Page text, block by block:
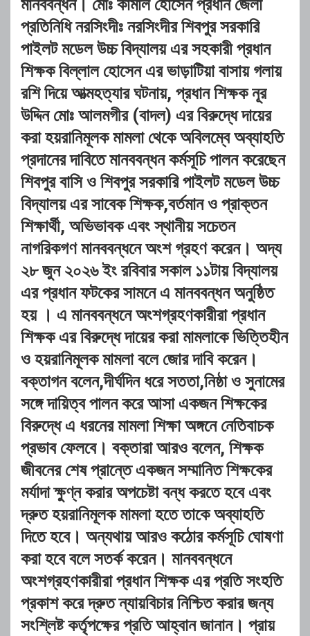
মানববন্ধন। মোঃ কামাল হোসেন প্রধান জেলা
প্রতিনিধি নরসিংদীঃ নরসিংদীর শিবপুর সরকারি
পাইলট মডেল উচ্চ বিদ্যালয় এর সহকারী প্রধান
শিক্ষক বিল্লাল হোসেন এর ভাড়াটিয়া বাসায় গলায়
রশি দিয়ে আত্মহত্যার ঘটনায়, প্রধান শিক্ষক নূর
উদ্দিন মোঃ আলমগীর (বাদল) এর বিরুদ্ধে দায়ের
করা হয়রানিমূলক মামলা থেকে অবিলম্বে অব্যাহতি
প্রদানের দাবিতে মানববন্ধন কর্মসূচি পালন করেছেন
শিবপুর বাসি ও শিবপুর সরকারি পাইলট মডেল উচ্চ
বিদ্যালয় এর সাবেক শিক্ষক,বর্তমান ও প্রাক্তন
শিক্ষার্থী, অভিভাবক এবং স্থানীয় সচেতন
নাগরিকগণ মানববন্ধনে অংশ গ্রহণ করেন। অদ্য
২৮ জুন ২০২৬ ইং রবিবার সকাল ১১টায় বিদ্যালয়
এর প্রধান ফটকের সামনে এ মানববন্ধন অনুষ্ঠিত
হয় । এ মানববন্ধনে অংশগ্রহণকারীরা প্রধান
শিক্ষক এর বিরুদ্ধে দায়ের করা মামলাকে ভিত্তিহীন
ও হয়রানিমূলক মামলা বলে জোর দাবি করেন।
বক্তাগন বলেন,দীর্ঘদিন ধরে সততা,নিষ্ঠা ও সুনামের
সঙ্গে দায়িত্ব পালন করে আসা একজন শিক্ষকের
বিরুদ্ধে এ ধরনের মামলা শিক্ষা অঙ্গনে নেতিবাচক
প্রভাব ফেলবে। বক্তারা আরও বলেন, শিক্ষক
জীবনের শেষ প্রান্তে একজন সম্মানিত শিক্ষকের
মর্যাদা ক্ষুণ্ন করার অপচেষ্টা বন্ধ করতে হবে এবং
দ্রুত হয়রানিমূলক মামলা হতে তাকে অব্যাহতি
দিতে হবে। অন্যথায় আরও কঠোর কর্মসূচি ঘোষণা
করা হবে বলে সতর্ক করেন। মানববন্ধনে
অংশগ্রহণকারীরা প্রধান শিক্ষক এর প্রতি সংহতি
প্রকাশ করে দ্রুত ন্যায়বিচার নিশ্চিত করার জন্য
সংশ্লিষ্ট কর্তৃপক্ষের প্রতি আহ্বান জানান। প্রায়